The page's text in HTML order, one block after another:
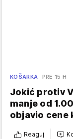
KOŠARKA PRE 15 H
Jokić protiv
manje od
objavio cene
Reaguj